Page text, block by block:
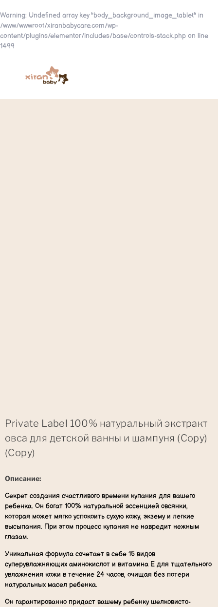
Warning: Undefined array key "body_background_image_tablet" in
/www/wwwroot/xiranbabycare.com/wp-
content/plugins/elementor/includes/base/controls-stack.php on line
1499
Private Label 100% натуральный экстракт
овса для детской ванны и шампуня (Copy)
(Copy)
Описание:
Секрет создания счастливого времени купания для вашего
ребенка. Он богат 100% натуральной эссенцией овсянки,
которая может мягко успокоить сухую кожу, экзему и легкие
высыпания. При этом процесс купания не навредит нежным
глазам.
Уникальная формула сочетает в себе 15 видов
суперувлажняющих аминокислот и витамина Е для тщательного
увлажнения кожи в течение 24 часов, очищая без потери
натуральных масел ребенка.
Он гарантированно придаст вашему ребенку шелковисто-